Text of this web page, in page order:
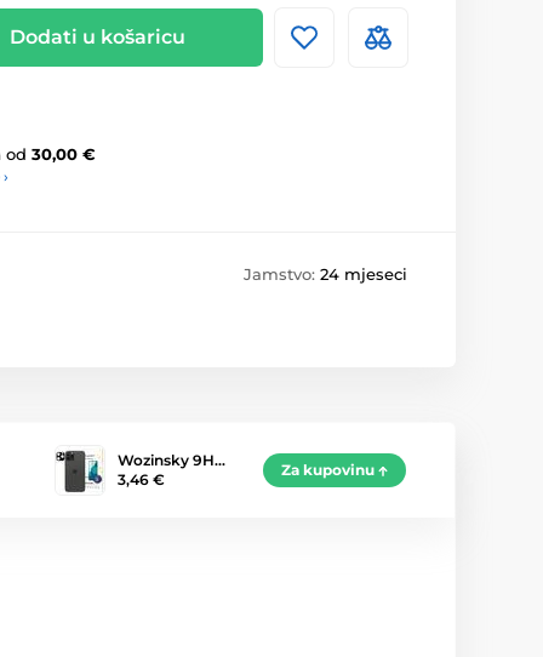
Dodati u košaricu
od 30,00 €
Jamstvo: 24 mjeseci
Wozinsky 9H…
3,46 €
Za kupovinu